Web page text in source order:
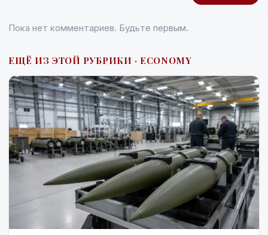
Пока нет комментариев. Будьте первым.
ЕЩЁ ИЗ ЭТОЙ РУБРИКИ · ECONOMY